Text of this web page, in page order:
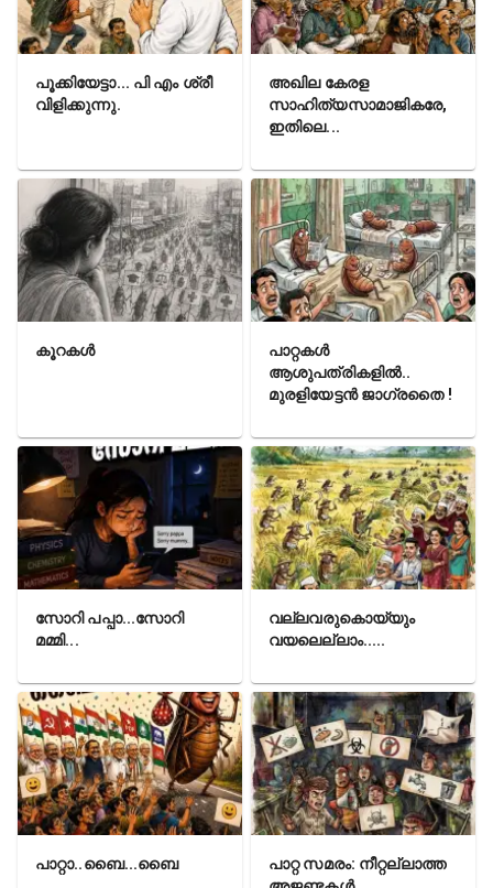
പൂക്കിയേട്ടാ... പി എം ശ്രീ
വിളിക്കുന്നു.
അഖില കേരള
സാഹിത്യസാമാജികരേ,
ഇതിലെ...
കൂറകൾ
പാറ്റകൾ
ആശുപത്രികളിൽ..
മുരളിയേട്ടൻ ജാഗ്രതൈ !
സോറി പപ്പാ...സോറി
മമ്മി...
വല്ലവരുകൊയ്യും
വയലെല്ലാം.....
പാറ്റാ..ബൈ...ബൈ
പാറ്റ സമരം: നീറ്റല്ലാത്ത